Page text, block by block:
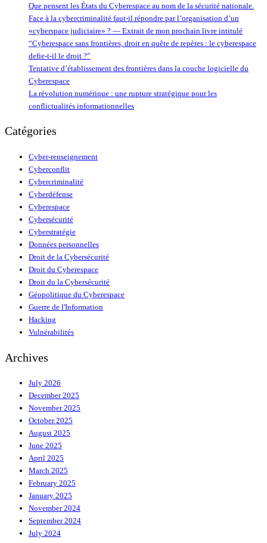
Que pensent les États du Cyberespace au nom de la sécurité nationale.
Face à la cybercriminalité faut-il répondre par l’organisation d’un
«cyberspace judiciaire» ? — Extrait de mon prochain livre intitulé
“Cyberespace sans frontières, droit en quête de repères : le cyberespace
defie-t-il le droit ?”
Tentative d’établissement des frontières dans la couche logicielle du
Cyberespace
La révolution numérique : une rupture stratégique pour les
conflictualités informationnelles
Catégories
Cyber-renseignement
Cyberconflit
Cybercriminalité
Cyberdéfense
Cyberespace
Cybersécurité
Cyberstratégie
Données personnelles
Droit de la Cybersécurité
Droit du Cyberespace
Droit du la Cybersécurité
Géopolitique du Cyberespace
Guerre de l'Information
Hacking
Vulnérabilités
Archives
July 2026
December 2025
November 2025
October 2025
August 2025
June 2025
April 2025
March 2025
February 2025
January 2025
November 2024
September 2024
July 2024